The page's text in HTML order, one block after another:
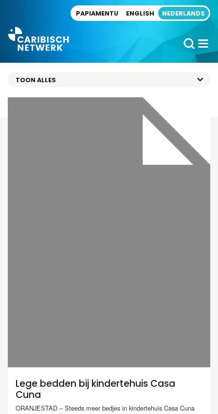
PAPIAMENTU ENGLISH NEDERLANDS
Lege bedden bij kindertehuis Casa
Cuna
ORANJESTAD – Steeds meer bedjes in kindertehuis Casa Cuna